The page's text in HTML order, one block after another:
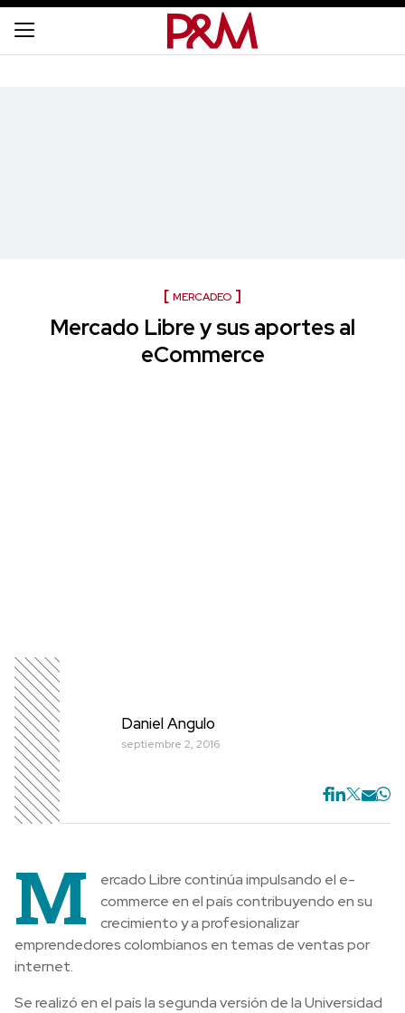
MERCADEO
Mercado Libre y sus aportes al
eCommerce
Daniel Angulo
septiembre 2, 2016
M
ercado Libre continúa impulsando el e-
commerce en el país contribuyendo en su
crecimiento y a profesionalizar
emprendedores colombianos en temas de ventas por
internet.
Se realizó en el país la segunda versión de la Universidad